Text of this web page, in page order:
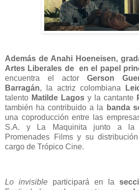
Además de Anahi Hoeneisen,
Artes Liberales de en el papel
encuentra el actor Gerson
Barragán, la actriz colombiana
talento Matilde Lagos y la cantante
también ha contribuido a la
banda
una coproducción entre las
S.A. y La Maquinita junto a la
Promenades Films y su
cargo de Trópico Cine.
Lo invisible participará en la